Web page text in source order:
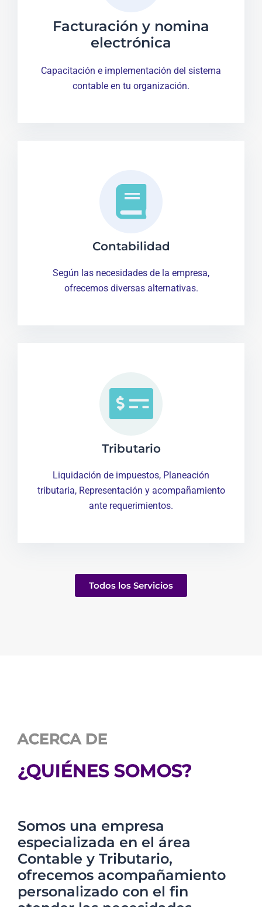
Facturación y nomina
electrónica
Capacitación e implementación del sistema
contable en tu organización.
Contabilidad
Según las necesidades de la empresa,
ofrecemos diversas alternativas.
Tributario
Liquidación de impuestos, Planeación
tributaria, Representación y acompañamiento
ante requerimientos.
Todos los Servicios
ACERCA DE
¿QUIÉNES SOMOS?
Somos una empresa
especializada en el área
Contable y Tributario,
ofrecemos acompañamiento
personalizado con el fin